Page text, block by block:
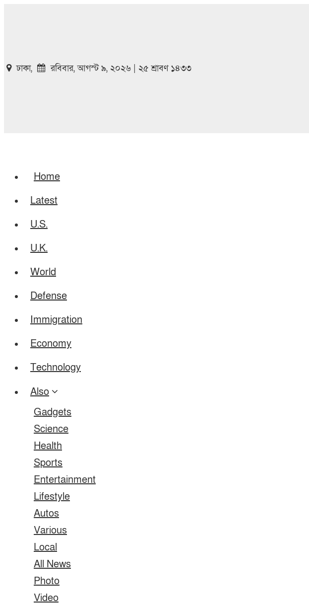
ঢাকা, রবিবার, আগস্ট ৯, ২০২৬ | ২৫ শ্রাবণ ১৪৩৩
Home
Latest
U.S.
U.K.
World
Defense
Immigration
Economy
Technology
Also
Gadgets
Science
Health
Sports
Entertainment
Lifestyle
Autos
Various
Local
All News
Photo
Video